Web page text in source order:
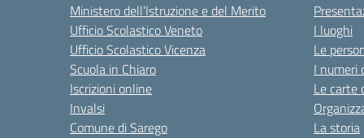
Ministero dell’Istruzione e del Merito
Ufficio Scolastico Veneto
Ufficio Scolastico Vicenza
Scuola in Chiaro
Iscrizioni online
Invalsi
Comune di Sarego
I luoghi
Le
I numeri
Le carte
La storia